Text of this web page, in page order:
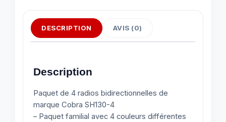
DESCRIPTION AVIS (0)
Description
Paquet de 4 radios bidirectionnelles de
marque Cobra SH130-4
– Paquet familial avec 4 couleurs différentes